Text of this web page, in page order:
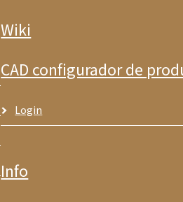
Wiki
CAD configurador de
Login
Info